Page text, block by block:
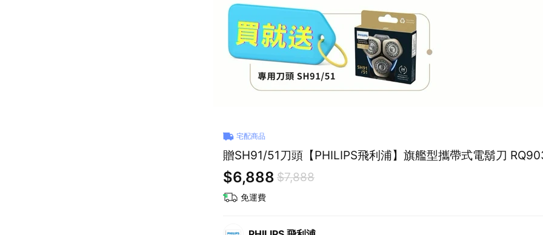
宅配商品
贈SH91/51刀頭【PHILIPS飛利浦】旗艦型攜帶式電鬍刀
$6,888 $7,888
免運費